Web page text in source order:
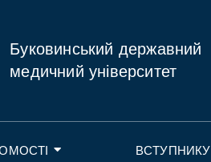
Буковинський державний
медичний університет
ВСТУПНИКУ